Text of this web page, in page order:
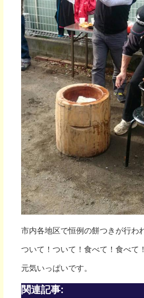
市内各地区で恒例の餅つきが行わ
ついて！ついて！食べて！食べて！
元気いっぱいです。
関連記事: